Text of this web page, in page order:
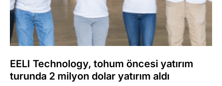
EELI Technology, tohum öncesi yatırım
turunda 2 milyon dolar yatırım aldı